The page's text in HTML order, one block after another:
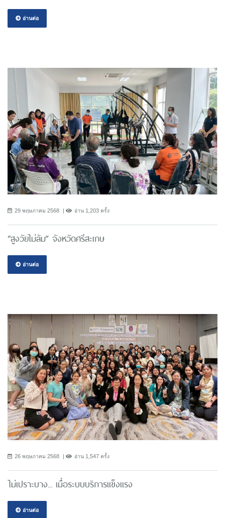
อ่านต่อ
29 พฤษภาคม 2568 อ่าน 1,203 ครั้ง
“สูงวัยไม่ล้ม” จังหวัดศรีสะเกษ
อ่านต่อ
26 พฤษภาคม 2568 อ่าน 1,547 ครั้ง
ไม่เปราะบาง... เมื่อระบบบริการแข็งแรง
อ่านต่อ